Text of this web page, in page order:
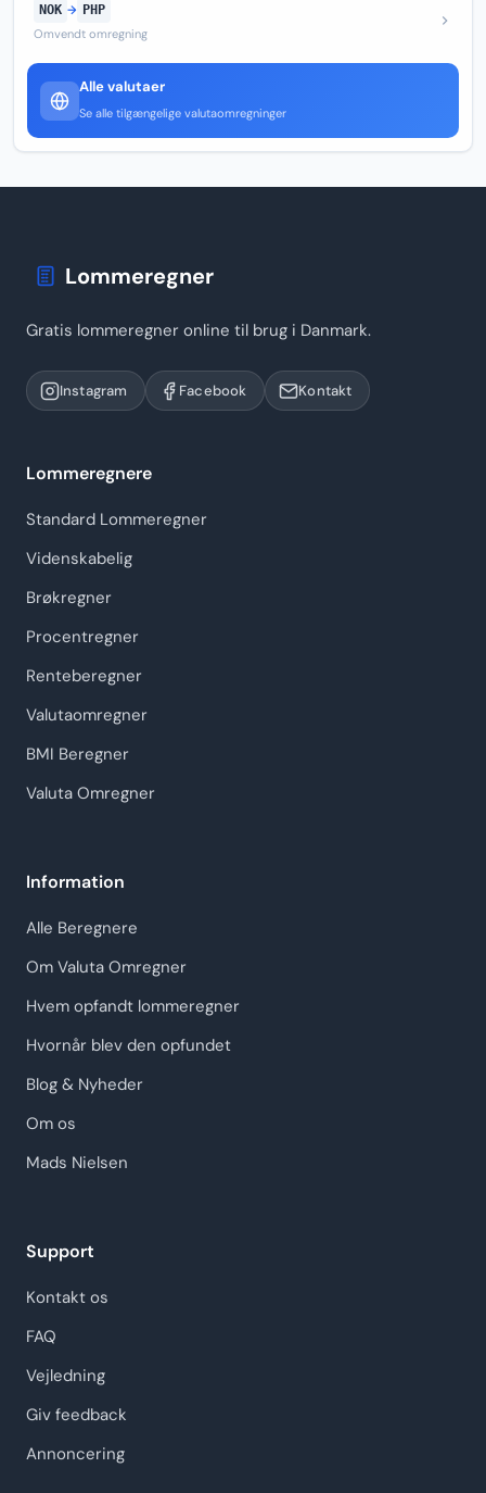
NOK → PHP
Omvendt omregning
Alle valutaer
Se alle tilgængelige valutaomregninger
Lommeregner
Gratis lommeregner online til brug i Danmark.
Instagram Facebook Kontakt
Lommeregnere
Standard Lommeregner
Videnskabelig
Brøkregner
Procentregner
Renteberegner
Valutaomregner
BMI Beregner
Valuta Omregner
Information
Alle Beregnere
Om Valuta Omregner
Hvem opfandt lommeregner
Hvornår blev den opfundet
Blog & Nyheder
Om os
Mads Nielsen
Support
Kontakt os
FAQ
Vejledning
Giv feedback
Annoncering